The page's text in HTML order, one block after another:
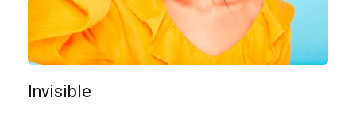
Invisible